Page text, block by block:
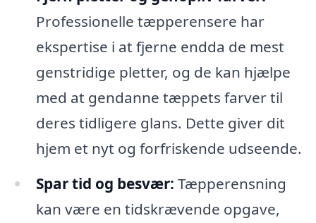
Professionelle tæpperensere har
ekspertise i at fjerne endda de mest
genstridige pletter, og de kan hjælpe
med at gendanne tæppets farver til
deres tidligere glans. Dette giver dit
hjem et nyt og forfriskende udseende.
Spar tid og besvær: Tæpperensning
kan være en tidskrævende opgave,